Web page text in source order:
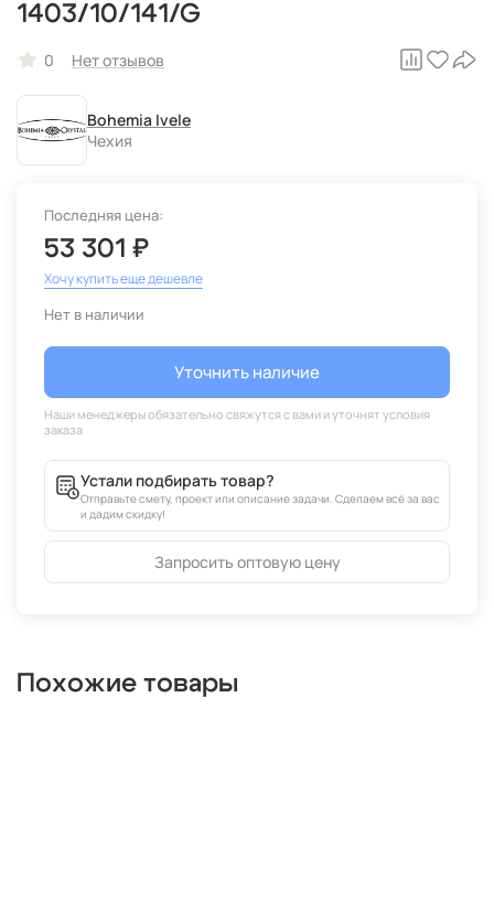
1403/10/141/G
0 Нет отзывов
Bohemia Ivele
Чехия
Последняя цена:
53 301 ₽
Хочу купить еще дешевле
Нет в наличии
Уточнить наличие
Устали подбирать товар?
Отправьте смету, проект или описание задачи. Сделаем всё за вас
и дадим скидку!
Запросить оптовую цену
Похожие товары